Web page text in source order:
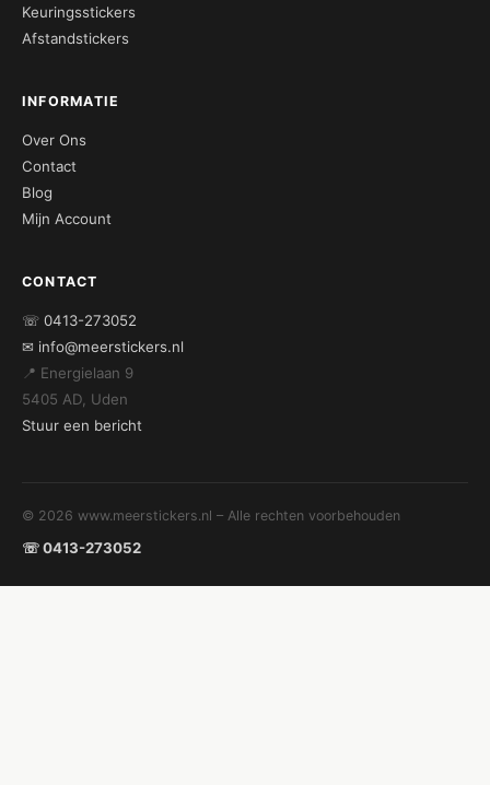
Keuringsstickers
Afstandstickers
INFORMATIE
Over Ons
Contact
Blog
Mijn Account
CONTACT
☏ 0413-273052
✉ info@meerstickers.nl
📍 Energielaan 9
5405 AD, Uden
Stuur een bericht
© 2026 www.meerstickers.nl – Alle rechten voorbehouden
☏ 0413-273052